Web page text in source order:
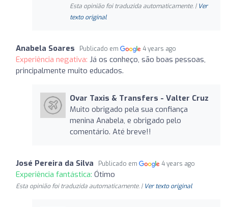
Esta opinião foi traduzida automaticamente. | Ver
texto original
Anabela Soares Publicado em 4 years ago
Experiência negativa: Já os conheço, são boas pessoas,
principalmente muito educados.
Ovar Taxis & Transfers - Valter Cruz
Muito obrigado pela sua confiança
menina Anabela, e obrigado pelo
comentário. Até breve!!
José Pereira da Silva Publicado em 4 years ago
Experiência fantástica: Ótimo
Esta opinião foi traduzida automaticamente. | Ver texto original